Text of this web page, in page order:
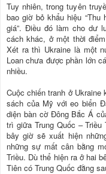
Tuy nhiên, trong tuyên
bao giờ bỏ khẩu hiệu
giá”. Điều đó làm cho dư
cách khác, ở một thời
Xét ra thì Ukraine là một
Loan chưa được phần lớn
nhiều.
Cuộc chiến tranh ở Ukraine
sách của Mỹ với eo biển
diện bàn cờ Đông Bắc Á
trì giữa Trung Quốc –
bây giờ sẽ xuất hiện
những sự mất cân bằng
Triều. Dù thể hiện ra ở hai
Tiên có Trung Quốc đằng